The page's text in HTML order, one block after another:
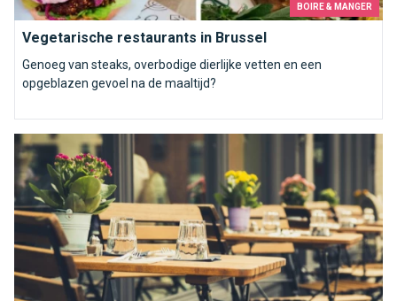
BOIRE & MANGER
Vegetarische restaurants in Brussel
Genoeg van steaks, overbodige dierlijke vetten en een
opgeblazen gevoel na de maaltijd?
Terrassen en tuinen van Brusselse restaurants